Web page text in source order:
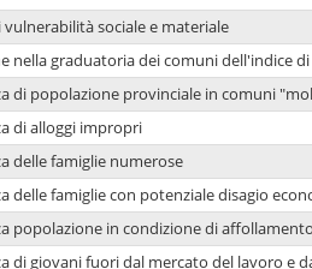
vulnerabilità sociale e materiale
nella graduatoria dei comuni dell'indice
di popolazione provinciale in comuni
di alloggi impropri
delle famiglie numerose
delle famiglie con potenziale disagio
popolazione in condizione di affollamento
di giovani fuori dal mercato del lavoro e